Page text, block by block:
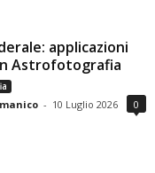
applicazioni
Astrofotografia
- 10 Luglio 2026 0